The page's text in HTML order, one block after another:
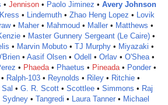
• Jennison • Paolo Jiminez • Avery Johnson
• Lindemuth• Zhao Heng Lopez • Lovik
• Maher • Mahmoud • Maller • Matthews •
• Master Gunnery Sergeant (Le Caire) •
• Marvin Mobuto • TJ Murphy • Miyazaki •
• Aasif Olsen • Odell • Orlav • O'Shea•
• Phaeda• Phaetus • Pineada• Ponder •
• Ralph-103 • Reynolds • Riley • Ritchie •
Sal • G. R. Scott • Scottlee • Simmons • Raj
Sydney • Tangredi • Laura Tanner • Michael